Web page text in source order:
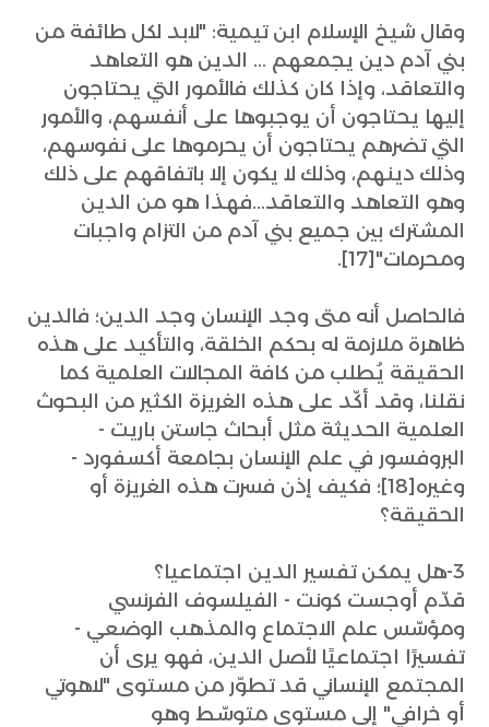
وقال شيخ الإسلام ابن تيمية: "لابد لكل طائفة من
بني آدم دين يجمعهم ... الدين هو التعاهد
والتعاقد، وإذا كان كذلك فالأمور التي يحتاجون
إليها يحتاجون أن يوجبوها على أنفسهم، والأمور
التي تضرهم يحتاجون أن يحرموها على نفوسهم،
وذلك دينهم، وذلك لا يكون إلا باتفاقهم على ذلك
وهو التعاهد والتعاقد...فهذا هو من الدين
المشترك بين جميع بني آدم من التزام واجبات
ومحرمات"[17].
فالحاصل أنه متى وجد الإنسان وجد الدين؛ فالدين
ظاهرة ملازمة له بحكم الخلقة، والتأكيد على هذه
الحقيقة يُطلب من كافة المجالات العلمية كما
نقلنا، وقد أكّد على هذه الغريزة الكثير من البحوث
العلمية الحديثة مثل أبحاث جاستن باريت -
البروفسور في علم الإنسان بجامعة أكسفورد -
وغيره[18]؛ فكيف إذن فسرت هذه الغريزة أو
الحقيقة؟
3-هل يمكن تفسير الدين اجتماعيا؟
قدّم أوجست كونت - الفيلسوف الفرنسي
ومؤسّس علم الاجتماع والمذهب الوضعي -
تفسيرًا اجتماعيًا لأصل الدين، فهو يرى أن
المجتمع الإنساني قد تطوّر من مستوى "لاهوتي
أو خرافي" إلى مستوى متوسّط وهو